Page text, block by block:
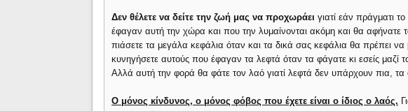
Δεν θέλετε να δείτε την ζωή μας να προχωράειγιατί εάν πράγματι
έφαγαν αυτή την χώρα και που την λυμαίνονται ακόμη και θα
πιάσετε τα μεγάλα κεφάλια όταν και τα δικά σας κεφάλια θα πρέπει
κυνηγήσετε αυτούς που έφαγαν τα λεφτά όταν τα φάγατε κι εσείς μαζί
Αλλά αυτή την φορά θα φάτε τον λαό γιατί λεφτά δεν υπάρχουν πια, τα
Ο μόνος κίνδυνος, ο μόνος φόβος που έχετε είναι ο ίδιος ο λαός.